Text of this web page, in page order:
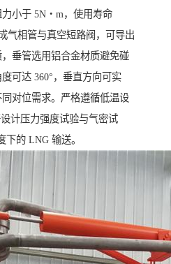
小于 5N・m，使用寿命
气相管与真空短路阀，可导出
垂管选用铝合金材质避免碰
可达 360°，垂直方向可实
对位需求。严格遵循低温设
计压力强度试验与气密试
的 LNG 输送。